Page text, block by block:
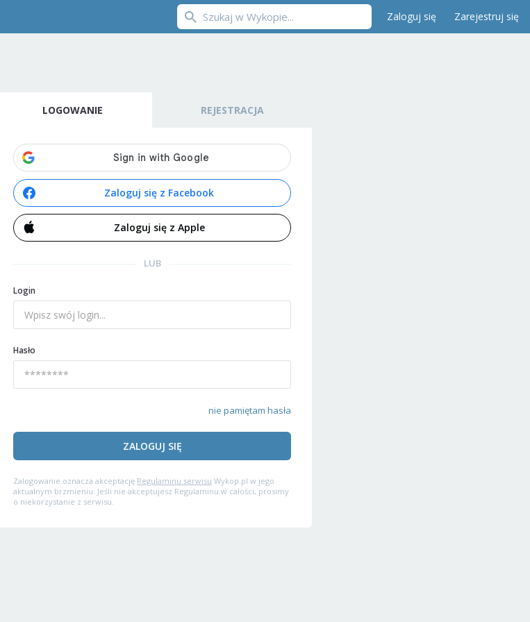
Zaloguj się Zarejestruj się
LOGOWANIE REJESTRACJA
Zaloguj się z Facebook
Zaloguj się z Apple
LUB
Login
Hasło
nie pamiętam hasła
ZALOGUJ SIĘ
Zalogowanie oznacza akceptację Regulaminu serwisu Wykop.pl w jego
aktualnym brzmieniu. Jeśli nie akceptujesz Regulaminu w całości, prosimy
o niekorzystanie z serwisu.